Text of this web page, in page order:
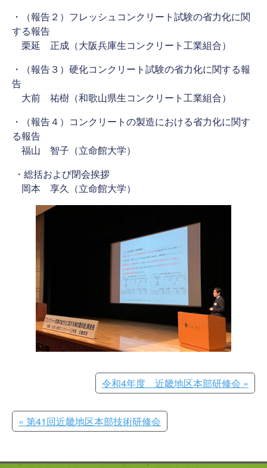
・（報告２）フレッシュコンクリート試験の省力化に関
する報告
栗延 正成（大阪兵庫生コンクリート工業組合）
・（報告３）硬化コンクリート試験の省力化に関する報
告
大前 祐樹（和歌山県生コンクリート工業組合）
・（報告４）コンクリートの製造における省力化に関す
る報告
福山 智子（立命館大学）
・総括および閉会挨拶
岡本 享久（立命館大学）
令和4年度 近畿地区本部研修会 »
« 第41回近畿地区本部技術研修会